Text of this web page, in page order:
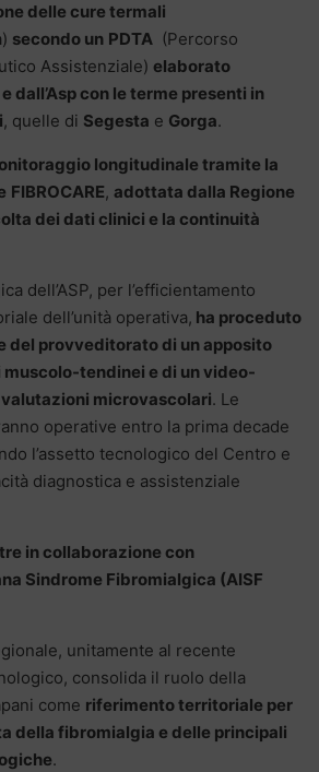
delle cure termali
secondo un PDTA (Percorso
Assistenziale) elaborato
dall’Asp con le terme presenti in
, quelle di Segesta e Gorga.
longitudinale tramite la
FIBROCARE, adottata dalla Regione
dei dati clinici e la continuità
dell’ASP, per l’efficientamento
dell’unità operativa, ha proceduto
del provveditorato di un apposito
tendinei e di un video-
microvascolari. Le
operative entro la prima decade
l’assetto tecnologico del Centro e
diagnostica e assistenziale
in collaborazione con
Sindrome Fibromialgica (AISF
unitamente al recente
consolida il ruolo della
come riferimento territoriale per
della fibromialgia e delle principali
.